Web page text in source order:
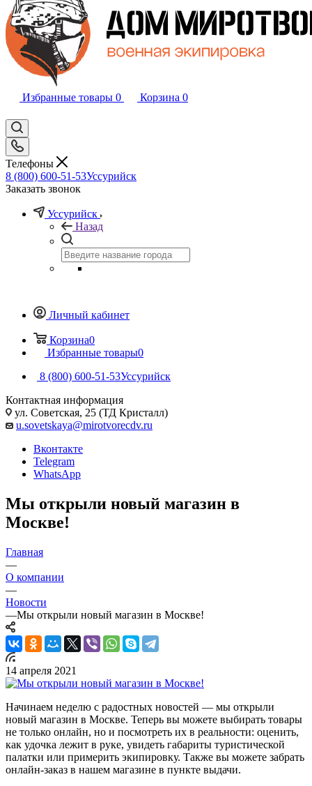
Избранные товары 0 Корзина 0
Телефоны
8 (800) 600-51-53Уссурийск
Заказать звонок
Уссурийск
Назад
Личный кабинет
Корзина0
Избранные товары0
8 (800) 600-51-53Уссурийск
Контактная информация
ул. Советская, 25 (ТД Кристалл)
u.sovetskaya@mirotvorecdv.ru
Вконтакте
Telegram
WhatsApp
Мы открыли новый магазин в
Москве!
Главная
—
О компании
—
Новости
—Мы открыли новый магазин в Москве!
14 апреля 2021
Начинаем неделю с радостных новостей — мы открыли
новый магазин в Москве. Теперь вы можете выбирать товары
не только онлайн, но и посмотреть их в реальности: оценить,
как удочка лежит в руке, увидеть габариты туристической
палатки или примерить экипировку. Также вы можете забрать
онлайн-заказ в нашем магазине в пункте выдачи.